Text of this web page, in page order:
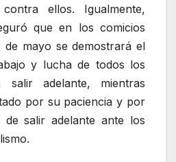
ellos. Igualmente,
que en los comicios
de mayo se demostrará el
y lucha de todos los
salir adelante, mientras
por su paciencia y por
salir adelante ante los